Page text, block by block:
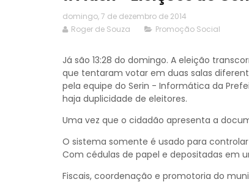
domingo, 7 de dezembro de 2014
Roger de Souza
Promoção Social
Já são 13:28 do domingo. A eleição
que tentaram votar em duas salas
pela equipe do Serin - Informática da
haja duplicidade de eleitores.
Uma vez que o cidadão apresenta a
O sistema somente é usado para
Com cédulas de papel e depositadas em
Fiscais, coordenação e promotoria do